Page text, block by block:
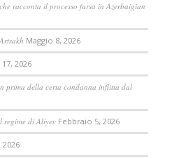
racconta il processo farsa in Azerbaigian
Maggio 8, 2026
2026
prima della certa condanna inflitta dal
regime di Aliyev Febbraio 5, 2026